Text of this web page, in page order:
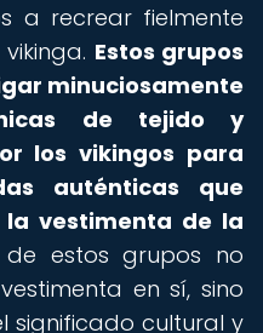
a recrear fielmente
Estos grupos
minuciosamente
de tejido y
los vikingos para
auténticas que
la vestimenta de la
de estos grupos no
en sí, sino
significado cultural y